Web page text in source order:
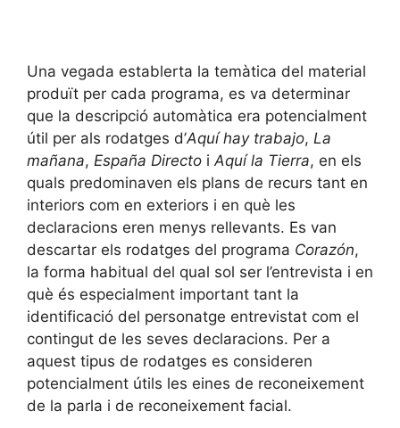
Una vegada establerta la temàtica del material
produït per cada programa, es va determinar
que la descripció automàtica era potencialment
útil per als rodatges d’Aquí hay trabajo, La
mañana, España Directo i Aquí la Tierra, en els
quals predominaven els plans de recurs tant en
interiors com en exteriors i en què les
declaracions eren menys rellevants. Es van
descartar els rodatges del programa Corazón,
la forma habitual del qual sol ser l’entrevista i en
què és especialment important tant la
identificació del personatge entrevistat com el
contingut de les seves declaracions. Per a
aquest tipus de rodatges es consideren
potencialment útils les eines de reconeixement
de la parla i de reconeixement facial.